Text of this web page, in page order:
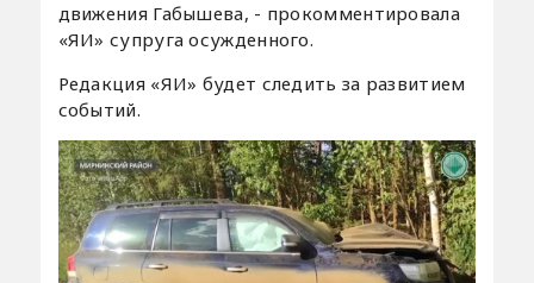
движения Габышева, - прокомментировала
«ЯИ» супруга осужденного.
Редакция «ЯИ» будет следить за развитием
событий.